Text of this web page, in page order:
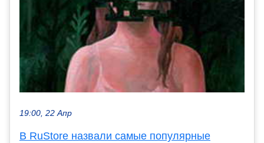
19:00, 22 Апр
В RuStore назвали самые популярные